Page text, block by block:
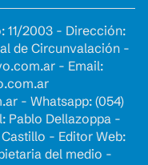
11/2003 - Dirección:
de Circunvalación -
- Email:
- Whatsapp: (054)
Pablo Dellazoppa -
- Editor Web:
del medio -